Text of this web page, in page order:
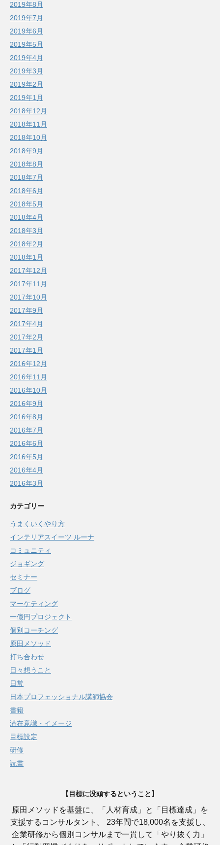
2019年8月
2019年7月
2019年6月
2019年5月
2019年4月
2019年3月
2019年2月
2019年1月
2018年12月
2018年11月
2018年10月
2018年9月
2018年8月
2018年7月
2018年6月
2018年5月
2018年4月
2018年3月
2018年2月
2018年1月
2017年12月
2017年11月
2017年10月
2017年9月
2017年4月
2017年2月
2017年1月
2016年12月
2016年11月
2016年10月
2016年9月
2016年8月
2016年7月
2016年6月
2016年5月
2016年4月
2016年3月
カテゴリー
うまくいくやり方
インテリアスイーツ ルーナ
コミュニティ
ジョギング
セミナー
ブログ
マーケティング
一億円プロジェクト
個別コーチング
原田メソッド
打ち合わせ
日々想うこと
日常
日本プロフェッショナル講師協会
書籍
潜在意識・イメージ
目標設定
研修
読書
【目標に没頭するということ】
原田メソッドを基盤に、「人材育成」と「目標達成」を
支援するコンサルタント。 23年間で18,000名を支援し、
企業研修から個別コンサルまで一貫して「やり抜く力」